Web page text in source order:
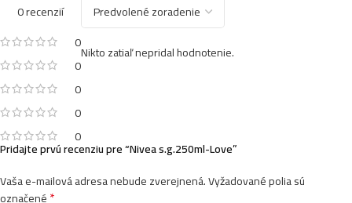
0 recenzií
0
0
0
0
0
Nikto zatiaľ nepridal hodnotenie.
Pridajte prvú recenziu pre “Nivea s.g.250ml-Love”
Vaša e-mailová adresa nebude zverejnená.Vyžadované polia sú
označené*